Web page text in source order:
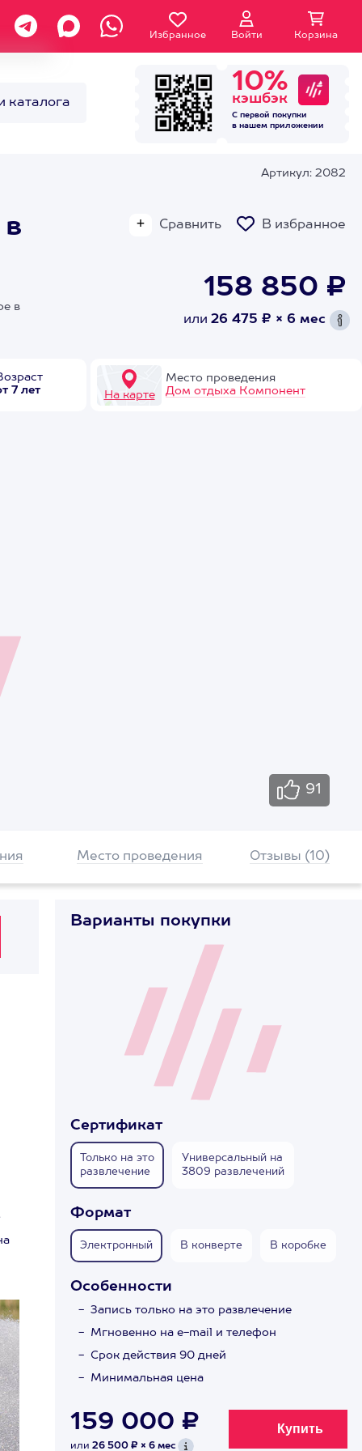
Избранное Войти Корзина
каталога
10%
кэшбэк
С первой покупки
в нашем приложении
Артикул: 2082
Сравнить В избранное
158 850 ₽
или 26 475 ₽ × 6 мес
в
7 лет
На карте
Место проведения
Дом отдыха Компонент
91
Место проведения Отзывы (10)
Варианты покупки
Сертификат
Только на это
развлечение
Универсальный на
3809 развлечений
Формат
Электронный В конверте В коробке
Особенности
Запись только на это развлечение
Мгновенно на e-mail и телефон
Срок действия 90 дней
Минимальная цена
159 000 ₽
или 26 500 ₽ × 6 мес